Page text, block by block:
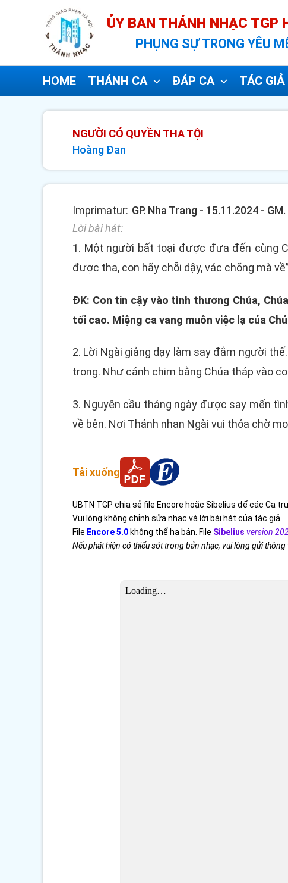
dung
ỦY BAN THÁNH NHẠC TGP
PHỤNG SỰ TRONG YÊU
HOME THÁNH CA ĐÁP CA TÁC GIẢ
NGƯỜI CÓ QUYỀN THA TỘI
Hoàng Đan
Imprimatur: GP. Nha Trang - 15.11.2024 -
Lời bài hát:
1. Một người bất toại được đưa đến cùng
được tha, con hãy chỗi dậy, vác chõng mà về”
ĐK: Con tin cậy vào tình thương Chúa,
tối cao. Miệng ca vang muôn việc lạ của
2. Lời Ngài giảng dạy làm say đắm người
trong. Như cánh chim bằng Chúa tháp vào
3. Nguyện cầu tháng ngày được say mến
về bên. Nơi Thánh nhan Ngài vui thỏa chờ
Tải xuống
UBTN TGP chia sẻ file Encore hoặc Sibelius để các Ca
Vui lòng không chỉnh sửa nhạc và lời bài hát của tác giả.
File Encore 5.0 không thể hạ bản. File Sibelius version
Nếu phát hiện có thiếu sót trong bản nhạc, vui lòng gửi